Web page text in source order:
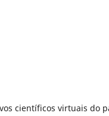
científicos virtuais do